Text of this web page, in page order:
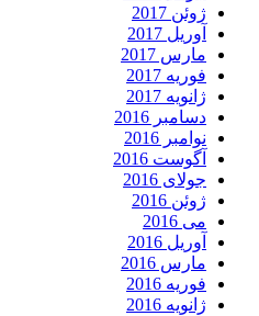
ژوئن 2017
آوریل 2017
مارس 2017
فوریه 2017
ژانویه 2017
دسامبر 2016
نوامبر 2016
آگوست 2016
جولای 2016
ژوئن 2016
می 2016
آوریل 2016
مارس 2016
فوریه 2016
ژانویه 2016